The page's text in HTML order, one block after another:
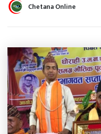
Chetana Online